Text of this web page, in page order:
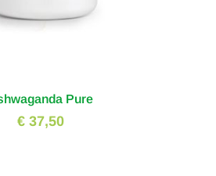
Pure
€ 37,50